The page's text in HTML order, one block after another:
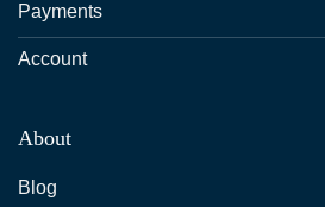
Payments
Account
About
Blog